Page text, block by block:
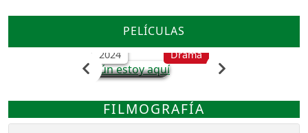
PELÍCULAS
Aún estoy aquí
2024 Drama
FILMOGRAFÍA